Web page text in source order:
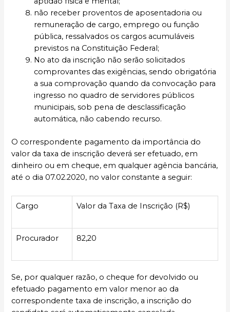
não receber proventos de aposentadoria ou
remuneração de cargo, emprego ou função
pública, ressalvados os cargos acumuláveis
previstos na Constituição Federal;
No ato da inscrição não serão solicitados
comprovantes das exigências, sendo obrigatória
a sua comprovação quando da convocação para
ingresso no quadro de servidores públicos
municipais, sob pena de desclassificação
automática, não cabendo recurso.
O correspondente pagamento da importância do
valor da taxa de inscrição deverá ser efetuado, em
dinheiro ou em cheque, em qualquer agência bancária,
até o dia 07.02.2020, no valor constante a seguir:
Cargo Valor da Taxa de Inscrição (R$)
Procurador 82,20
Se, por qualquer razão, o cheque for devolvido ou
efetuado pagamento em valor menor ao da
correspondente taxa de inscrição, a inscrição do